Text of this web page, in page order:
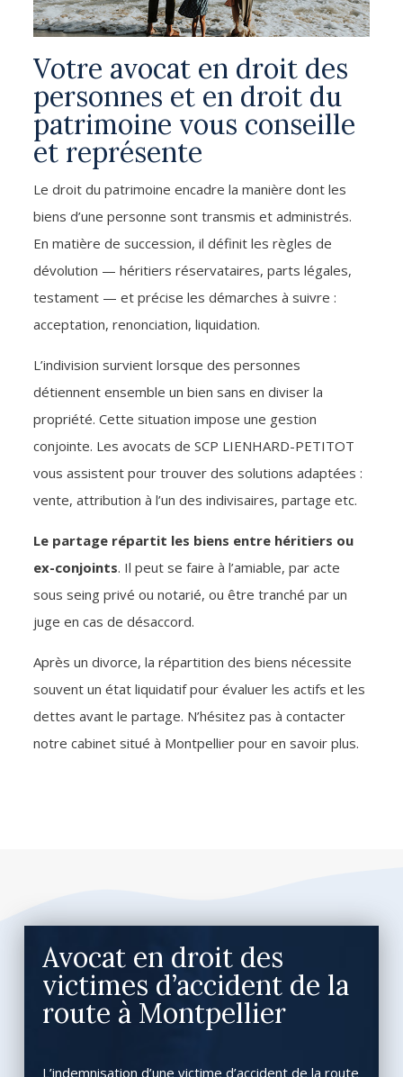
Votre avocat en droit des
personnes et en droit du
patrimoine vous conseille
et représente
Le droit du patrimoine encadre la manière dont les
biens d’une personne sont transmis et administrés.
En matière de succession, il définit les règles de
dévolution — héritiers réservataires, parts légales,
testament — et précise les démarches à suivre :
acceptation, renonciation, liquidation.
L’indivision survient lorsque des personnes
détiennent ensemble un bien sans en diviser la
propriété. Cette situation impose une gestion
conjointe. Les avocats de SCP LIENHARD-PETITOT
vous assistent pour trouver des solutions adaptées :
vente, attribution à l’un des indivisaires, partage etc.
Le partage répartit les biens entre héritiers ou
ex-conjoints. Il peut se faire à l’amiable, par acte
sous seing privé ou notarié, ou être tranché par un
juge en cas de désaccord.
Après un divorce, la répartition des biens nécessite
souvent un état liquidatif pour évaluer les actifs et les
dettes avant le partage. N’hésitez pas à contacter
notre cabinet situé à Montpellier pour en savoir plus.
Avocat en droit des
victimes d’accident de la
route à Montpellier
L’indemnisation d’une victime d’accident de la route